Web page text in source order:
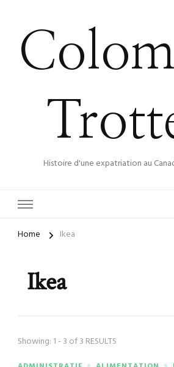
Histoire d'une expatriation au
Home Ikea
Ikea
Showing: 1 - 3 of 3 RESULTS